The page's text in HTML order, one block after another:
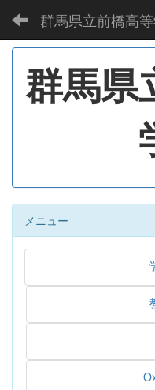
群馬県立前橋高
群馬県
メニュー